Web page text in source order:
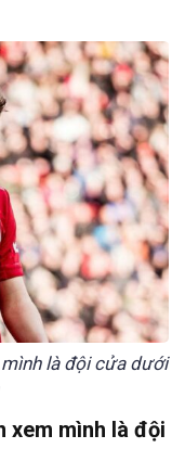
là đội cửa dưới
xem mình là đội